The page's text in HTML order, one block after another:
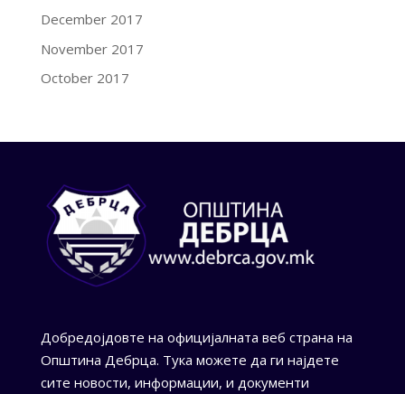
December 2017
November 2017
October 2017
Добредојдовте на официјалната веб страна на
Општина Дебрца. Тука можете да ги најдете
сите новости, информации, и документи